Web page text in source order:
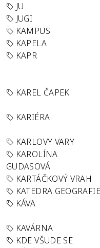
JU
JUGI
KAMPUS
KAPELA
KAPR
KAREL ČAPEK
KARIÉRA
KARLOVY VARY
KAROLÍNA
GUDASOVÁ
KARTÁČKOVÝ VRAH
KATEDRA GEOGRAFIE
KÁVA
KAVÁRNA
KDE VŠUDE SE